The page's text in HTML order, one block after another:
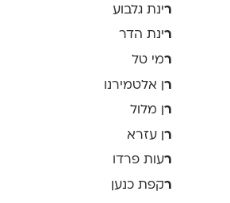
רינת גלבוע
רינת הדר
רמי טל
ר ן אלטמירנו
ר ן מלול
ר ן עזרא
רעות פרדו
רקפת כנען